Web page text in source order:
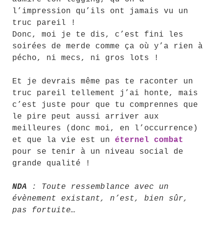
l’impression qu’ils ont jamais vu un
truc pareil !
Donc, moi je te dis, c’est fini les
soirées de merde comme ça où y’a rien à
pécho, ni mecs, ni gros lots !
Et je devrais même pas te raconter un
truc pareil tellement j’ai honte, mais
c’est juste pour que tu comprennes que
le pire peut aussi arriver aux
meilleures (donc moi, en l’occurrence)
et que la vie est un éternel combat
pour se tenir à un niveau social de
grande qualité !
NDA : Toute ressemblance avec un
évènement existant, n’est, bien sûr,
pas fortuite…